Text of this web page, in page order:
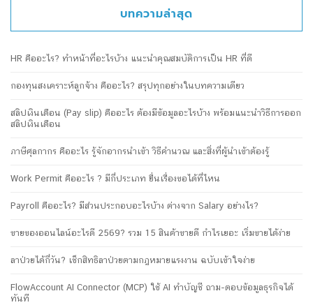
บทความล่าสุด
HR คืออะไร? ทำหน้าที่อะไรบ้าง แนะนำคุณสมบัติการเป็น HR ที่ดี
กองทุนสงเคราะห์ลูกจ้าง คืออะไร? สรุปทุกอย่างในบทความเดียว
สลิปเงินเดือน (Pay slip) คืออะไร ต้องมีข้อมูลอะไรบ้าง พร้อมแนะนำวิธีการออก
สลิปเงินเดือน
ภาษีศุลกากร คืออะไร รู้จักอากรนำเข้า วิธีคำนวณ และสิ่งที่ผู้นำเข้าต้องรู้
Work Permit คืออะไร ? มีกี่ประเภท ยื่นเรื่องขอได้ที่ไหน
Payroll คืออะไร? มีส่วนประกอบอะไรบ้าง ต่างจาก Salary อย่างไร?
ขายของออนไลน์อะไรดี 2569? รวม 15 สินค้าขายดี กำไรเยอะ เริ่มขายได้ง่าย
ลาป่วยได้กี่วัน? เช็กสิทธิลาป่วยตามกฎหมายแรงงาน ฉบับเข้าใจง่าย
FlowAccount AI Connector (MCP) ใช้ AI ทำบัญชี ถาม-ตอบข้อมูลธุรกิจได้
ทันที